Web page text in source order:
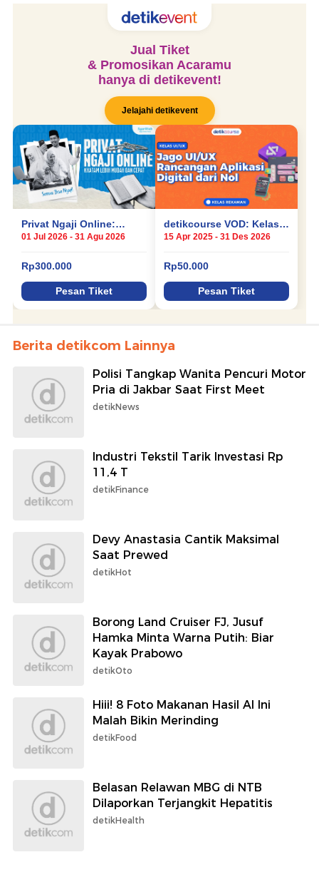
Berita detikcom Lainnya
Polisi Tangkap Wanita Pencuri Motor
Pria di Jakbar Saat First Meet
detikNews
Industri Tekstil Tarik Investasi Rp
11,4 T
detikFinance
Devy Anastasia Cantik Maksimal
Saat Prewed
detikHot
Borong Land Cruiser FJ, Jusuf
Hamka Minta Warna Putih: Biar
Kayak Prabowo
detikOto
Hiii! 8 Foto Makanan Hasil AI Ini
Malah Bikin Merinding
detikFood
Belasan Relawan MBG di NTB
Dilaporkan Terjangkit Hepatitis
detikHealth